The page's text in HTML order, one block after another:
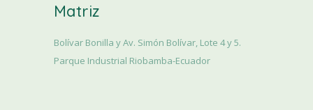
Matriz
Bolívar Bonilla y Av. Simón Bolívar, Lote 4 y 5.
Parque Industrial Riobamba-Ecuador